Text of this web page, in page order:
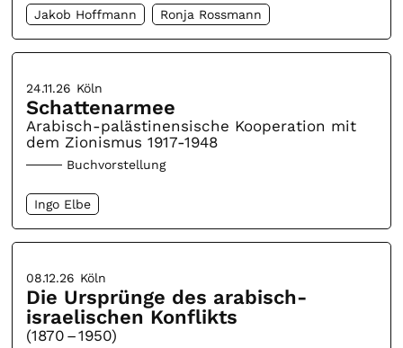
Jakob Hoffmann Ronja Rossmann
24.11.26 Köln
Schattenarmee
Arabisch-palästinensische Kooperation mit
dem Zionismus 1917-1948
Buchvorstellung
Ingo Elbe
08.12.26 Köln
Die Ursprünge des arabisch-
israelischen Konflikts
(1870 – 1950)